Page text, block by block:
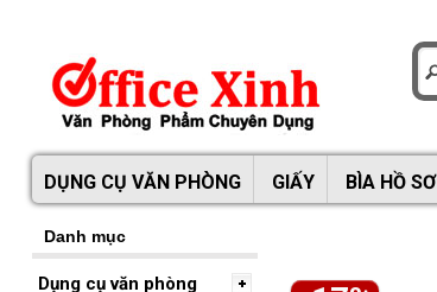
DỤNG CỤ VĂN PHÒNG GIẤY BÌA HỒ SƠ
Danh mục
Dụng cụ văn phòng